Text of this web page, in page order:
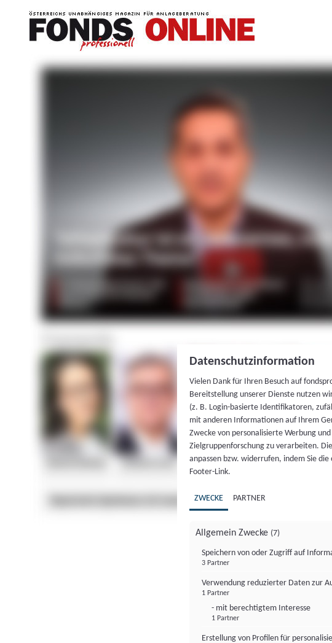
Datenschutzinformation
Vielen Dank für Ihren Besuch auf
Bereitstellung unserer Dienste nutzen
(z. B. Login-basierte Identifikatoren,
mit anderen Informationen auf Ihrem
Zwecke von personalisierte Werbung
Zielgruppenforschung zu verarbeiten.
anpassen bzw. widerrufen, indem Sie
Footer-Link.
ZWECKE PARTNER
Allgemein Zwecke (7)
Speichern von oder Zugriff auf
3 Partner
Verwendung reduzierter Daten zur
1 Partner
- mit berechtigtem Interesse
1 Partner
Erstellung von Profilen für